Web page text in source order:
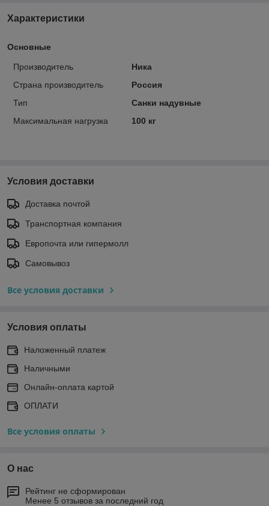
Характеристики
Основные
Производитель
Ника
Страна производитель
Россия
Тип
Санки надувные
Максимальная нагрузка
100 кг
Условия доставки
Доставка почтой
Транспортная компания
Европочта или гипермолл
Самовывоз
Все условия доставки
Условия оплаты
Наложенный платеж
Наличными
Онлайн-оплата картой
ОПЛАТИ
Все условия оплаты
О нас
Рейтинг не сформирован
Менее 5 отзывов за последний год